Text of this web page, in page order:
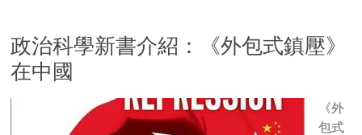
政治科學新書介紹：《外包式鎮壓》
在中國
《外
包式